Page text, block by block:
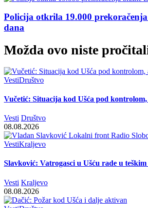
Policija otkrila 19.000
dana
Možda ovo niste
VestiDruštvo
Vučetić: Situacija kod Ušća pod
Vesti Društvo
08.08.2026
VestiKraljevo
Slavković: Vatrogasci u Ušću rade u
Vesti Kraljevo
08.08.2026